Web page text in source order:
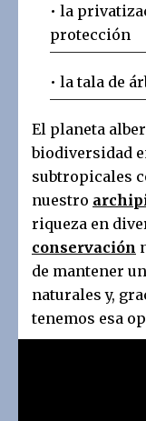
• la
protección
• la tala de
El planeta
biodiversidad
subtropicales
nuestro
riqueza en
conservación
de mantener
naturales y,
tenemos esa